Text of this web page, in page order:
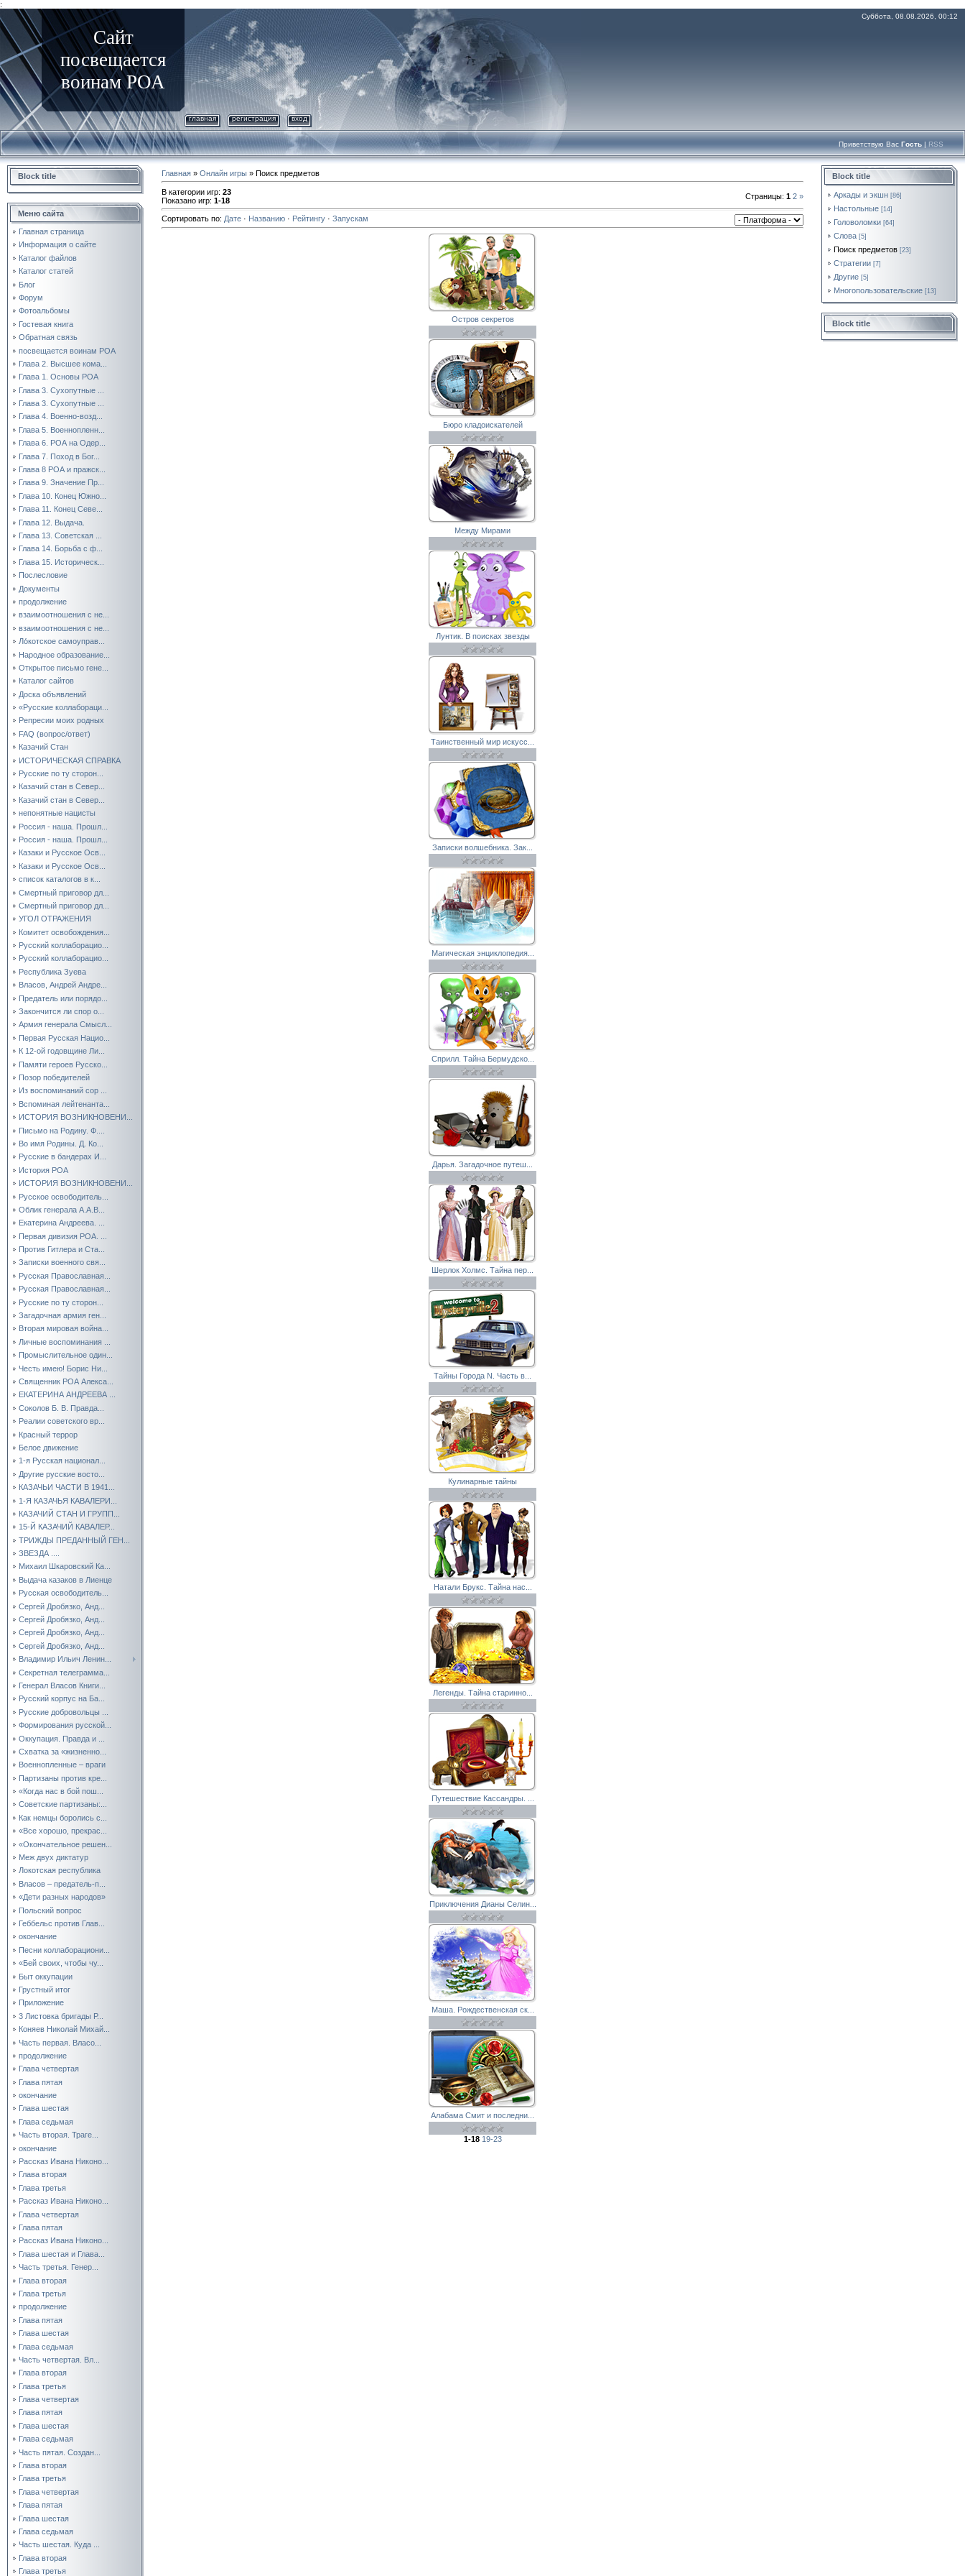
:
Сайт
посвещается
воинам РОА
Суббота, 08.08.2026, 00:12
главная регистрация вход
Приветствую Вас Гость | RSS
Block title
Меню сайта
Главная страница
Информация о сайте
Каталог файлов
Каталог статей
Блог
Форум
Фотоальбомы
Гостевая книга
Обратная связь
посвещается воинам РОА
Глава 2. Высшее кома...
Глава 1. Основы РОА
Глава 3. Сухопутные ...
Глава 3. Сухопутные ...
Глава 4. Военно-возд...
Глава 5. Военнопленн...
Глава 6. РОА на Одер...
Глава 7. Поход в Бог...
Глава 8 РОА и пражск...
Глава 9. Значение Пр...
Глава 10. Конец Южно...
Глава 11. Конец Севе...
Глава 12. Выдача.
Глава 13. Советская ...
Глава 14. Борьба с ф...
Глава 15. Историческ...
Послесловие
Документы
продолжение
взаимоотношения с не...
взаимоотношения с не...
Ло́котское самоуправ...
Народное образование...
Открытое письмо гене...
Каталог сайтов
Доска объявлений
«Русские коллабораци...
Репресии моих родных
FAQ (вопрос/ответ)
Казачий Стан
ИСТОРИЧЕСКАЯ СПРАВКА
Русские по ту сторон...
Казачий стан в Север...
Казачий стан в Север...
непонятные нацисты
Россия - наша. Прошл...
Россия - наша. Прошл...
Казаки и Русское Осв...
Казаки и Русское Осв...
список каталогов в к...
Смертный приговор дл...
Смертный приговор дл...
УГОЛ ОТРАЖЕНИЯ
Комитет освобождения...
Русский коллаборацио...
Русский коллаборацио...
Республика Зуева
Власов, Андрей Андре...
Предатель или порядо...
Закончится ли спор о...
Армия генерала Смысл...
Первая Русская Нацио...
К 12-ой годовщине Ли...
Памяти героев Русско...
Позор победителей
Из воспоминаний сор ...
Вспоминая лейтенанта...
ИСТОРИЯ ВОЗНИКНОВЕНИ...
Письмо на Родину. Ф....
Во имя Родины. Д. Ко...
Русские в бандерах И...
История РОА
ИСТОРИЯ ВОЗНИКНОВЕНИ...
Русское освободитель...
Облик генерала А.А.В...
Екатерина Андреева. ...
Первая дивизия РОА. ...
Против Гитлера и Ста...
Записки военного свя...
Русская Православная...
Русская Православная...
Русские по ту сторон...
Загадочная армия ген...
Вторая мировая война...
Личные воспоминания ...
Промыслительное один...
Честь имею! Борис Ни...
Священник РОА Алекса...
ЕКАТЕРИНА АНДРЕЕВА ...
Соколов Б. В. Правда...
Реалии советского вр...
Красный террор
Белое движение
1-я Русская национал...
Другие русские восто...
КАЗАЧЬИ ЧАСТИ В 1941...
1-Я КАЗАЧЬЯ КАВАЛЕРИ...
КАЗАЧИЙ СТАН И ГРУПП...
15-Й КАЗАЧИЙ КАВАЛЕР...
ТРИЖДЫ ПРЕДАННЫЙ ГЕН...
ЗВЕЗДА ....
Михаил Шкаровский Ка...
Выдача казаков в Лиенце
Русская освободитель...
Сергей Дробязко, Анд...
Сергей Дробязко, Анд...
Сергей Дробязко, Анд...
Сергей Дробязко, Анд...
Владимир Ильич Ленин...
Секретная телеграмма...
Генерал Власов Книги...
Русский корпус на Ба...
Русские добровольцы ...
Формирования русской...
Оккупация. Правда и ...
Схватка за «жизненно...
Военнопленные – враги
Партизаны против кре...
«Когда нас в бой пош...
Советские партизаны:...
Как немцы боролись с...
«Все хорошо, прекрас...
«Окончательное решен...
Меж двух диктатур
Локотская республика
Власов – предатель-п...
«Дети разных народов»
Польский вопрос
Геббельс против Глав...
окончание
Песни коллаборациони...
«Бей своих, чтобы чу...
Быт оккупации
Грустный итог
Приложение
3 Листовка бригады Р...
Коняев Николай Михай...
Часть первая. Власо...
продолжение
Глава четвертая
Глава пятая
окончание
Глава шестая
Глава седьмая
Часть вторая. Траге...
окончание
Рассказ Ивана Никоно...
Глава вторая
Глава третья
Рассказ Ивана Никоно...
Глава четвертая
Глава пятая
Рассказ Ивана Никоно...
Глава шестая и Глава...
Часть третья. Генер...
Глава вторая
Глава третья
продолжение
Глава пятая
Глава шестая
Глава седьмая
Часть четвертая. Вл...
Глава вторая
Глава третья
Глава четвертая
Глава пятая
Глава шестая
Глава седьмая
Часть пятая. Создан...
Глава вторая
Глава третья
Глава четвертая
Глава пятая
Глава шестая
Глава седьмая
Часть шестая. Куда ...
Глава вторая
Глава третья
Главная » Онлайн игры » Поиск предметов
В категории игр: 23
Показано игр: 1-18 Страницы: 1 2 »
Сортировать по: Дате · Названию · Рейтингу · Запускам
Остров секретов
Бюро кладоискателей
Между Мирами
Лунтик. В поисках звезды
Таинственный мир искусс...
Записки волшебника. Зак...
Магическая энциклопедия...
Сприлл. Тайна Бермудско...
Дарья. Загадочное путеш...
Шерлок Холмс. Тайна пер...
Тайны Города N. Часть в...
Кулинарные тайны
Натали Брукс. Тайна нас...
Легенды. Тайна старинно...
Путешествие Кассандры. ...
Приключения Дианы Селин...
Маша. Рождественская ск...
Алабама Смит и последни...
1-18 19-23
Block title
Аркады и экшн [86]
Настольные [14]
Головоломки [64]
Слова [5]
Поиск предметов [23]
Стратегии [7]
Другие [5]
Многопользовательские [13]
Block title